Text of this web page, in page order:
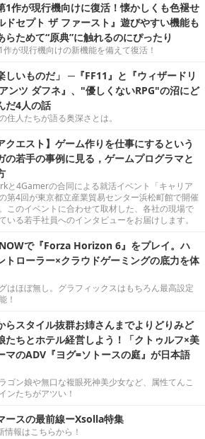
1作が現行機向けに復活！懐かしくも色褪せ
ドセプト ザ ファースト』遊びやすい機能も
らためて“原典”に触れるのにぴったり
作が現行機向けの新機能を備えて復活！
しいものだ」 ─『FF11』と『ウィザードリ
ンツ ダフネ』、"優しくないRPG"の沼にど
だ4人の話
住人たちが語る奥深さとは。
クエスト】ゲーム作りを仕事にするという
の若手の事例に見る，ゲームプログラマと
と4Gamerの合同による就活イベント「キャリア
第4回が東京都立産業貿易センター浜松町館で開催
このイベントに合わせて取材した、各社の現場で
いる若手社員へのインタビューをお届けします。
で『Forza Horizon 6』をプレイ。ハ
トローラー×クラウドゲーミングの底力を体
はほぼ無し。グラフィックスはもちろん最高設定
！
らスタイル抜群お姉さんまでよりどりみど
たちとホテル経営しよう！「クトゥルフ×美
マのADV『ヨグ=ソトースの庭』が日本語
ゴン娘や無口な複眼死神美少女など、属性てんこ
ンたちがアツい！
ースの最前線ーXsolla特集
情報はこちらから！